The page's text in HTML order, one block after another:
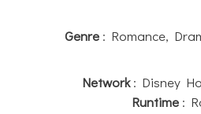
Genre : Romance,
Network: Disney
Runtime :